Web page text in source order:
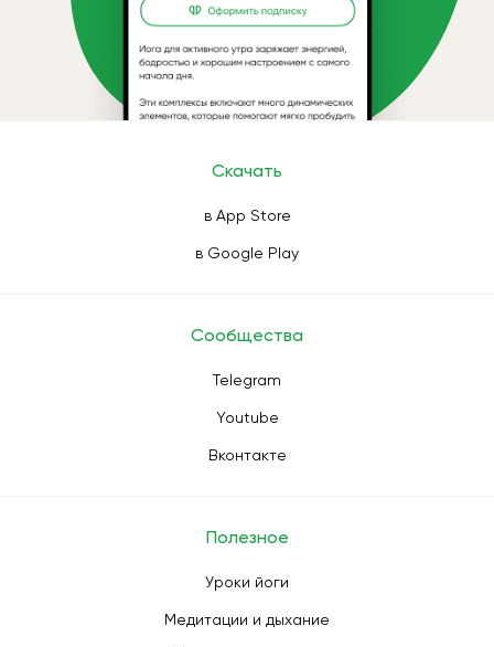
Скачать
в App Store
в Google Play
Сообщества
Telegram
Youtube
Вконтакте
Полезное
Уроки йоги
Медитации и дыхание